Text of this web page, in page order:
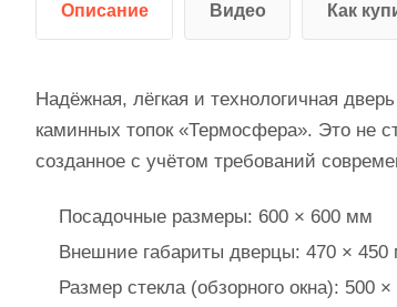
Описание Видео Как
Надёжная, лёгкая и технологичная
каминных топок «Термосфера». Это не
созданное с учётом требований
Посадочные размеры: 600 × 600 мм
Внешние габариты дверцы: 470 × 450
Размер стекла (обзорного окна):